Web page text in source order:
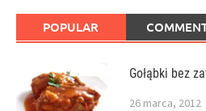
POPULAR
Gołąbki bez
26 marca, 2012